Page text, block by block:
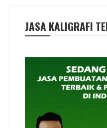
JASA KALIGRAFI